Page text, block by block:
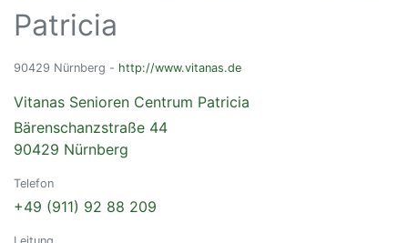
Patricia
90429 Nürnberg - http://www.vitanas.de
Vitanas Senioren Centrum Patricia
Bärenschanzstraße 44
90429 Nürnberg
Telefon
+49 (911) 92 88 209